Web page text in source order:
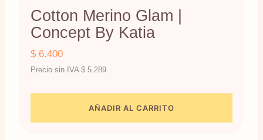
Cotton Merino Glam |
Concept By Katia
$ 6.400
Precio sin IVA $ 5.289
AÑADIR AL CARRITO